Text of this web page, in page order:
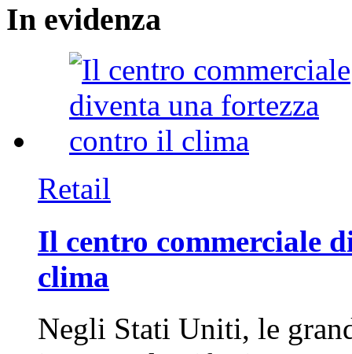
In evidenza
Retail
Il centro commerciale
clima
Negli Stati Uniti, le